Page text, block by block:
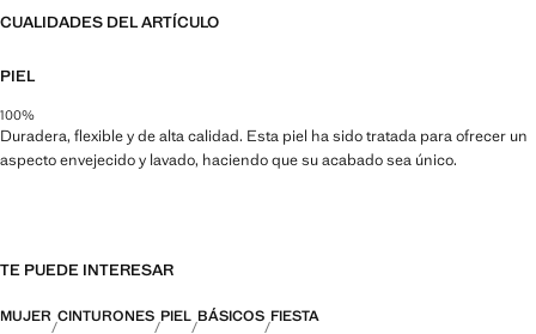
CUALIDADES DEL ARTÍCULO
PIEL
100%
Duradera, flexible y de alta calidad. Esta piel ha sido tratada para ofrecer un
aspecto envejecido y lavado, haciendo que su acabado sea único.
TE PUEDE INTERESAR
MUJER CINTURONES PIEL BÁSICOS FIESTA